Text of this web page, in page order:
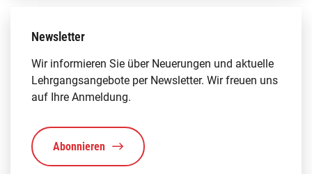
Newsletter
Wir informieren Sie über Neuerungen und aktuelle
Lehrgangsangebote per Newsletter. Wir freuen uns
auf Ihre Anmeldung.
Abonnieren